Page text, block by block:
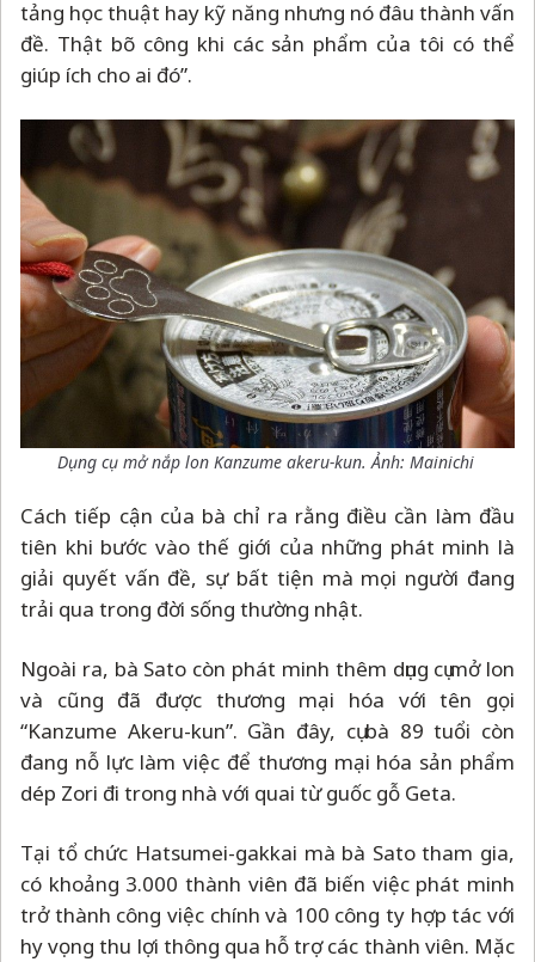
tảng học thuật hay kỹ năng nhưng nó đâu thành vấn
đề. Thật bõ công khi các sản phẩm của tôi có thể
giúp ích cho ai đó”.
Dụng cụ mở nắp lon Kanzume akeru-kun. Ảnh: Mainichi
Cách tiếp cận của bà chỉ ra rằng điều cần làm đầu
tiên khi bước vào thế giới của những phát minh là
giải quyết vấn đề, sự bất tiện mà mọi người đang
trải qua trong đời sống thường nhật.
Ngoài ra, bà Sato còn phát minh thêm dụng cụ mở lon
và cũng đã được thương mại hóa với tên gọi
“Kanzume Akeru-kun”. Gần đây, cụ bà 89 tuổi còn
đang nỗ lực làm việc để thương mại hóa sản phẩm
dép Zori đi trong nhà với quai từ guốc gỗ Geta.
Tại tổ chức Hatsumei-gakkai mà bà Sato tham gia,
có khoảng 3.000 thành viên đã biến việc phát minh
trở thành công việc chính và 100 công ty hợp tác với
hy vọng thu lợi thông qua hỗ trợ các thành viên. Mặc